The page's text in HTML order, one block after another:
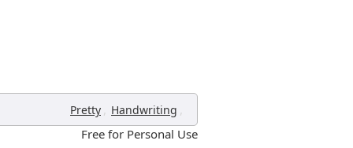
Pretty , Handwriting ,
Free for Personal Use